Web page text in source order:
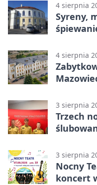
4 sierpnia
Syreny,
4 sierpnia
3 sierpnia
Trzech
3 sierpnia
Nocny
koncert